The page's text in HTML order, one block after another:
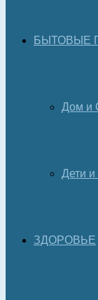
БЫТОВЫЕ
Дом и
Дети и
ЗДОРОВЬЕ